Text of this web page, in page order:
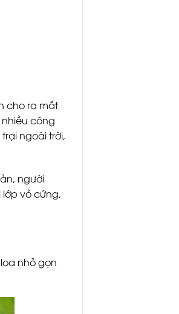
cho ra mắt
công
ngoài trời,
người
vỏ cứng,
nhỏ gọn